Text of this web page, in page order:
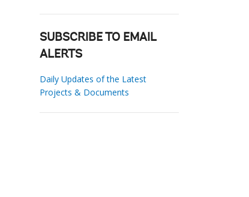
SUBSCRIBE TO EMAIL
ALERTS
Daily Updates of the Latest
Projects & Documents